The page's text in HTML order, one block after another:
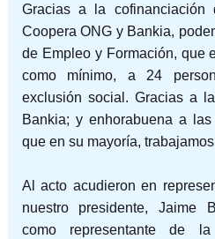
Gracias a la
Coopera ONG y Bankia,
de Empleo y Formación, que
como mínimo, a 24
exclusión social. Gracias a la
Bankia; y enhorabuena a
que en su mayoría,
Al acto acudieron en
nuestro presidente, Jaime
como representante de